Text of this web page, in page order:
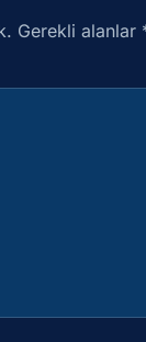
Gerekli alanlar